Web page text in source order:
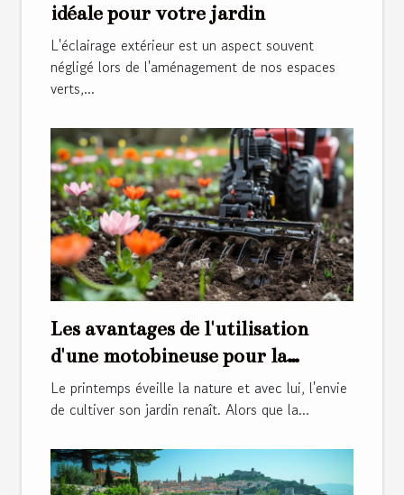
idéale pour votre jardin
L'éclairage extérieur est un aspect souvent
négligé lors de l'aménagement de nos espaces
verts,...
Les avantages de l'utilisation
d'une motobineuse pour la
préparation du sol au printemps
Le printemps éveille la nature et avec lui, l'envie
de cultiver son jardin renaît. Alors que la...